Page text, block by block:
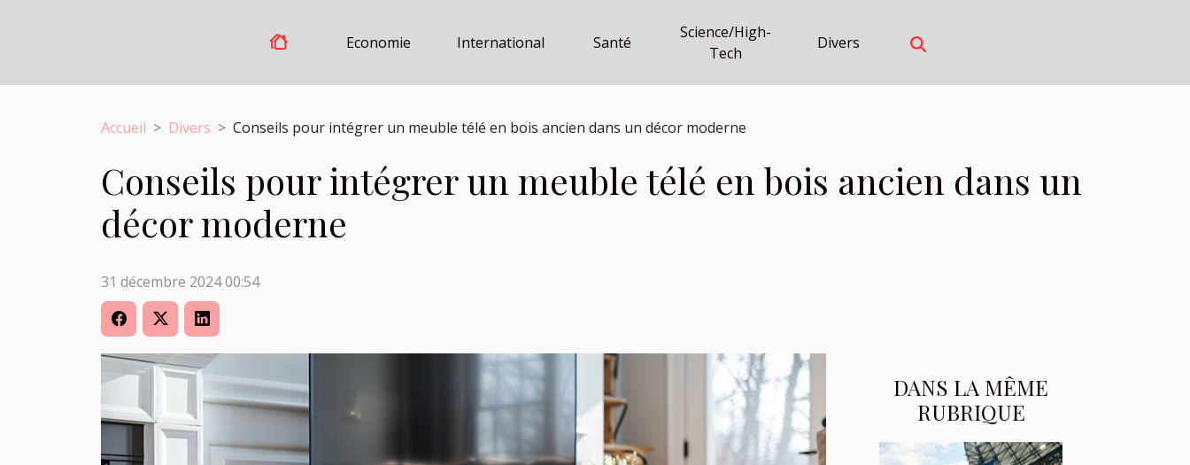
Economie International Santé
Science/High-
Tech
Divers
Accueil Divers Conseils pour intégrer un meuble télé en bois ancien dans un décor moderne
Conseils pour intégrer un meuble télé en bois ancien dans un
décor moderne
31 décembre 2024 00:54
DANS LA MÊME
RUBRIQUE